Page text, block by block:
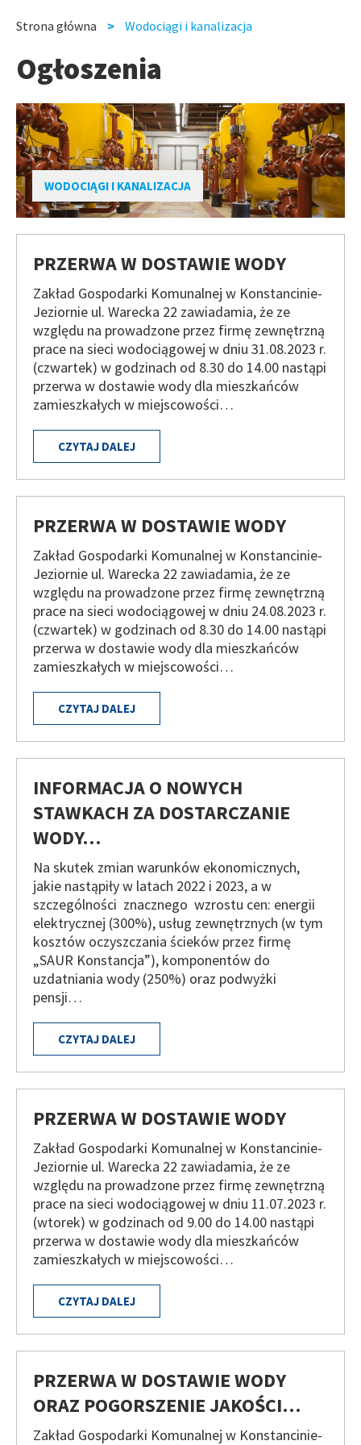
nawigacyjna
Strona główna Wodociągi i kanalizacja
Ogłoszenia
WODOCIĄGI I KANALIZACJA
PRZERWA W DOSTAWIE WODY
Zakład Gospodarki Komunalnej w Konstancinie-
Jeziornie ul. Warecka 22 zawiadamia, że ze
względu na prowadzone przez firmę zewnętrzną
prace na sieci wodociągowej w dniu 31.08.2023 r.
(czwartek) w godzinach od 8.30 do 14.00 nastąpi
przerwa w dostawie wody dla mieszkańców
zamieszkałych w miejscowości…
CZYTAJ DALEJ
PRZERWA W DOSTAWIE WODY
Zakład Gospodarki Komunalnej w Konstancinie-
Jeziornie ul. Warecka 22 zawiadamia, że ze
względu na prowadzone przez firmę zewnętrzną
prace na sieci wodociągowej w dniu 24.08.2023 r.
(czwartek) w godzinach od 8.30 do 14.00 nastąpi
przerwa w dostawie wody dla mieszkańców
zamieszkałych w miejscowości…
CZYTAJ DALEJ
INFORMACJA O NOWYCH
STAWKACH ZA DOSTARCZANIE
WODY…
Na skutek zmian warunków ekonomicznych,
jakie nastąpiły w latach 2022 i 2023, a w
szczególności znacznego wzrostu cen: energii
elektrycznej (300%), usług zewnętrznych (w tym
kosztów oczyszczania ścieków przez firmę
„SAUR Konstancja”), komponentów do
uzdatniania wody (250%) oraz podwyżki
pensji…
CZYTAJ DALEJ
PRZERWA W DOSTAWIE WODY
Zakład Gospodarki Komunalnej w Konstancinie-
Jeziornie ul. Warecka 22 zawiadamia, że ze
względu na prowadzone przez firmę zewnętrzną
prace na sieci wodociągowej w dniu 11.07.2023 r.
(wtorek) w godzinach od 9.00 do 14.00 nastąpi
przerwa w dostawie wody dla mieszkańców
zamieszkałych w miejscowości…
CZYTAJ DALEJ
PRZERWA W DOSTAWIE WODY
ORAZ POGORSZENIE JAKOŚCI…
Zakład Gospodarki Komunalnej w Konstancinie-